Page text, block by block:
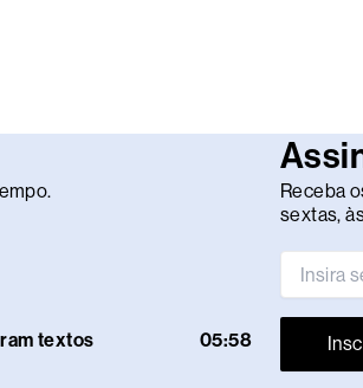
textos 05:58
Receba
sextas,